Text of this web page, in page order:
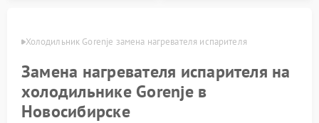
Холодильник Gorenje замена нагревателя испарителя
Замена нагревателя испарителя на
холодильнике Gorenje в
Новосибирске